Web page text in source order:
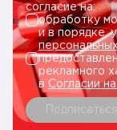
согласие на:
обработку
и в порядке,
рекламного
в Согласии
Подписаться